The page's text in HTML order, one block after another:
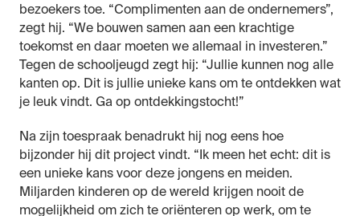
bezoekers toe. “Complimenten aan de ondernemers”,
zegt hij. “We bouwen samen aan een krachtige
toekomst en daar moeten we allemaal in investeren.”
Tegen de schooljeugd zegt hij: “Jullie kunnen nog alle
kanten op. Dit is jullie unieke kans om te ontdekken wat
je leuk vindt. Ga op ontdekkingstocht!”
Na zijn toespraak benadrukt hij nog eens hoe
bijzonder hij dit project vindt. “Ik meen het echt: dit is
een unieke kans voor deze jongens en meiden.
Miljarden kinderen op de wereld krijgen nooit de
mogelijkheid om zich te oriënteren op werk, om te